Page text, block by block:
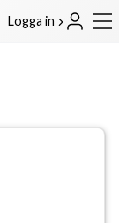
Logga in